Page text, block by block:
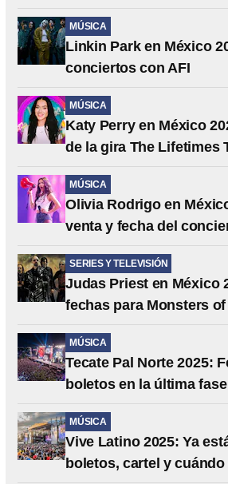
MÚSICA
Linkin Park en México
conciertos con AFI
MÚSICA
Katy Perry en México
de la gira The Lifetimes
MÚSICA
Olivia Rodrigo en
venta y fecha del
SERIES Y TELEVISIÓN
Judas Priest en México
fechas para Monsters
MÚSICA
Tecate Pal Norte 2025:
boletos en la última fase
MÚSICA
Vive Latino 2025: Ya
boletos, cartel y cuándo